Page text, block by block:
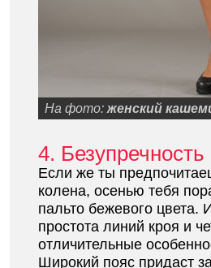
На фото: женский
4. Безупречность
Если же ты
колена, осенью тебя
пальто бежевого цвета.
простота линий кроя и
отличительные
Широкий пояс придаст